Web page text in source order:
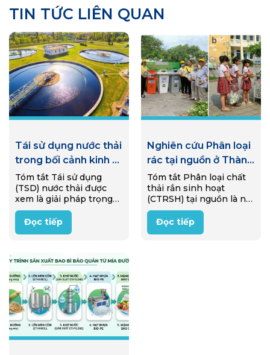
TIN TỨC LIÊN QUAN
Tái sử dụng nước thải
trong bối cảnh kinh tế
tuần hoàn: Tính cấp
thiết của việc loại bỏ
muối và các công
nghệ tiềm năng tại
Việt Nam
Tóm tắt Tái sử dụng
(TSD) nước thải được
xem là giải pháp trọng
tâm hướng tới phát triển
bền vững và kinh tế
tuần hoàn tại Việt Nam.
Đọc tiếp
Nghiên cứu Phân loại
rác tại nguồn ở Thành
phố Huế giai đoạn
2022 – 2025: Bài học
kinh nghiệm và
khuyến nghị
Tóm tắt Phân loại chất
thải rắn sinh hoạt
(CTRSH) tại nguồn là nội
dung trọng tâm của Luật
Bảo vệ môi trường
(BVMT) năm 2020 và là
Đọc tiếp